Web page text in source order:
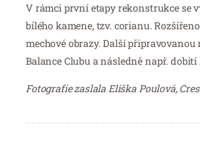
V rámci první etapy rekonstrukce se
bílého kamene, tzv. corianu.
mechové obrazy. Další
Balance Clubu a následně např.
Fotografie zaslala Eliška Poulová,